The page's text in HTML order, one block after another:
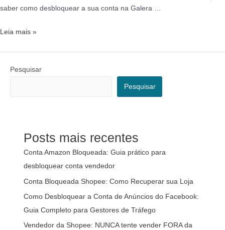
saber como desbloquear a sua conta na Galera …
Leia mais »
Pesquisar
Pesquisar
Posts mais recentes
Conta Amazon Bloqueada: Guia prático para
desbloquear conta vendedor
Conta Bloqueada Shopee: Como Recuperar sua Loja
Como Desbloquear a Conta de Anúncios do Facebook:
Guia Completo para Gestores de Tráfego
Vendedor da Shopee: NUNCA tente vender FORA da